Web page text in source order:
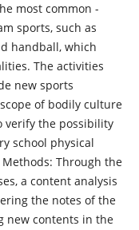
most common -
sports, such as
handball, which
The activities
new sports
of bodily culture
verify the possibility
school physical
Through the
a content analysis
the notes of the
new contents in the